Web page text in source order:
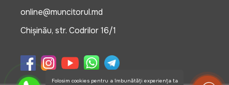
online@muncitorul.md
Chișinău, str. Codrilor 16/1
Folosim cookies pentru a îmbunătăți experiența ta